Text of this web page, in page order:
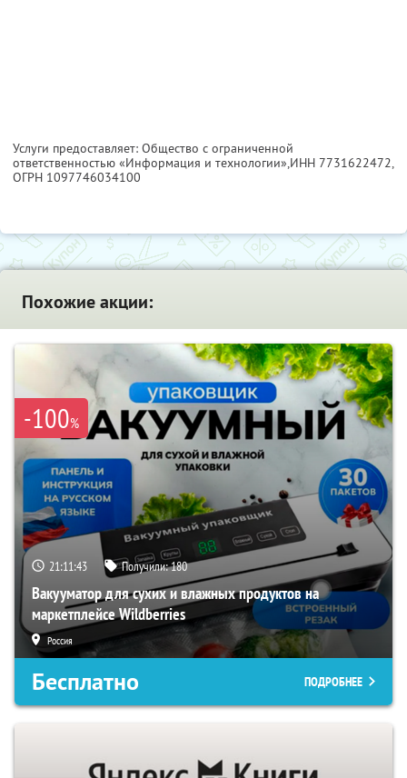
Услуги предоставляет: Общество с ограниченной
ответственностью «Информация и технологии»,ИНН 7731622472,
ОГРН 1097746034100
Похожие акции:
-100%
21:11:42 Получили:180
Вакууматор для сухих и влажных продуктов на
маркетплейсе Wildberries
Россия
Бесплатно ПОДРОБНЕЕ